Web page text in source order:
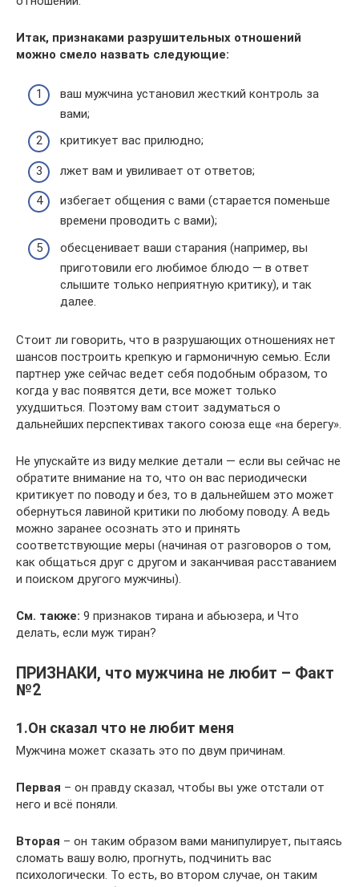
Итак, признаками разрушительных отношений
можно смело назвать следующие:
ваш мужчина установил жесткий контроль за
вами;
критикует вас прилюдно;
лжет вам и увиливает от ответов;
избегает общения с вами (старается поменьше
времени проводить с вами);
обесценивает ваши старания (например, вы
приготовили его любимое блюдо — в ответ
слышите только неприятную критику), и так
далее.
Стоит ли говорить, что в разрушающих отношениях нет
шансов построить крепкую и гармоничную семью. Если
партнер уже сейчас ведет себя подобным образом, то
когда у вас появятся дети, все может только
ухудшиться. Поэтому вам стоит задуматься о
дальнейших перспективах такого союза еще «на берегу».
Не упускайте из виду мелкие детали — если вы сейчас не
обратите внимание на то, что он вас периодически
критикует по поводу и без, то в дальнейшем это может
обернуться лавиной критики по любому поводу. А ведь
можно заранее осознать это и принять
соответствующие меры (начиная от разговоров о том,
как общаться друг с другом и заканчивая расставанием
и поиском другого мужчины).
См. также: 9 признаков тирана и абьюзера, и Что
делать, если муж тиран?
ПРИЗНАКИ, что мужчина не любит – Факт
№2
1.Он сказал что не любит меня
Мужчина может сказать это по двум причинам.
Первая – он правду сказал, чтобы вы уже отстали от
него и всё поняли.
Вторая – он таким образом вами манипулирует, пытаясь
сломать вашу волю, прогнуть, подчинить вас
психологически. То есть, во втором случае, он таким